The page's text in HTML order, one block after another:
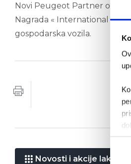
Novi Peugeot Partner
Nagrada « International Van
gospodarska vozila.
Novosti i akcije laka